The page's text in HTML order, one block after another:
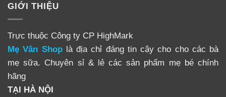
GIỚI THIỆU
Trực thuộc Công ty CP HighMark
Mẹ Vân Shoplà địa chỉ đáng tin cậy cho cho các bà
mẹ sữa. Chuyên sỉ & lẻ các sản phẩm mẹ bé chính
hãng
TẠI HÀ NỘI